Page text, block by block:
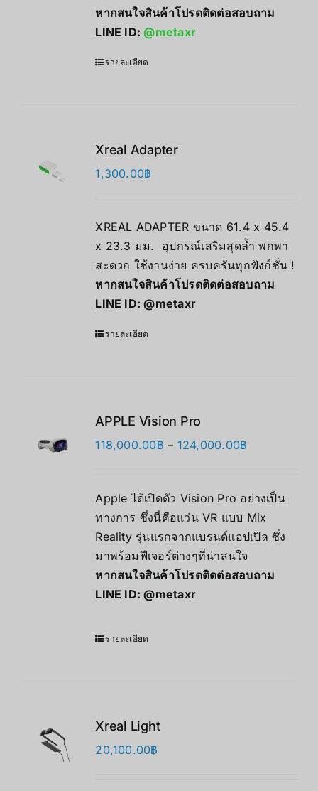
หากสนใจสินค้าโปรดติดต่อสอบถาม
LINE ID:@metaxr
รายละเอียด
Xreal Adapter
1,300.00฿
XREAL ADAPTER ขนาด 61.4 x 45.4
x 23.3 มม. อุปกรณ์เสริมสุดล้ำ พกพา
สะดวก ใช้งานง่าย ครบครันทุกฟังก์ชั่น !
หากสนใจสินค้าโปรดติดต่อสอบถาม
LINE ID:@metaxr
รายละเอียด
APPLE Vision Pro
118,000.00฿ – 124,000.00฿
through
124,000.00฿
Apple ได้เปิดตัว Vision Pro อย่างเป็น
ทางการ ซึ่งนี่คือแว่น VR แบบ Mix
Reality รุ่นแรกจากแบรนด์แอปเปิล ซึ่ง
มาพร้อมฟีเจอร์ต่างๆที่น่าสนใจ
หากสนใจสินค้าโปรดติดต่อสอบถาม
LINE ID:@metaxr
รายละเอียด
Xreal Light
20,100.00฿